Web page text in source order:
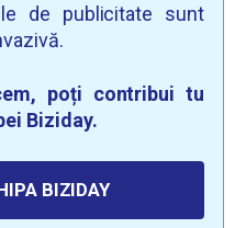
de publicitate sunt
poți contribui tu
Biziday.
BIZIDAY